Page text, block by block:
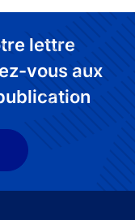
lettre
vous aux